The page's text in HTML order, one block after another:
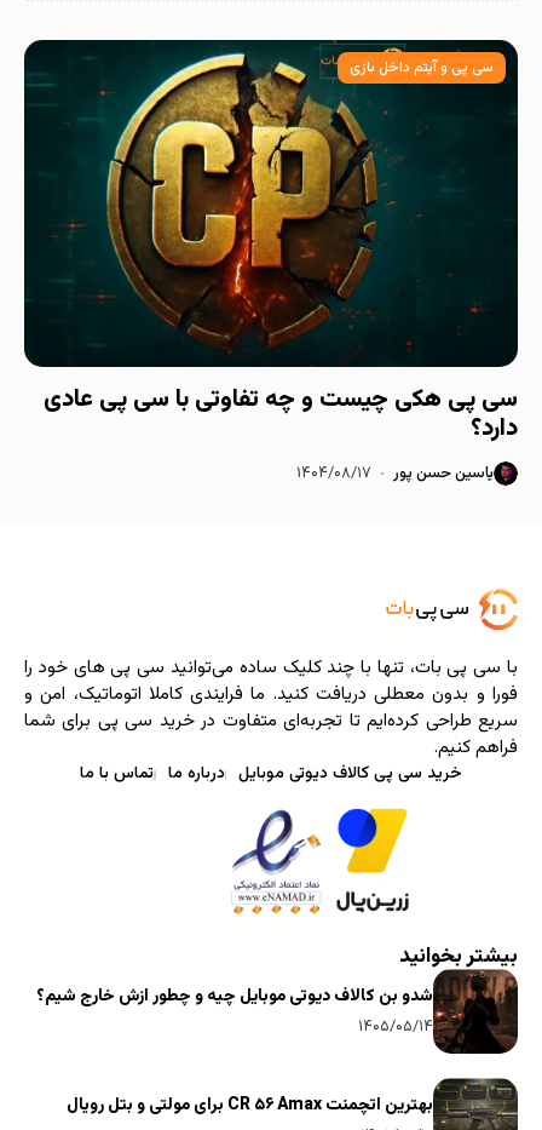
سی پی و آیتم داخل بازی
سی پی هکی چیست و چه تفاوتی با سی پی عادی
دارد؟
یاسین حسن پور ۱۴۰۴/۰۸/۱۷
با سی ‌پی‌ بات، تنها با چند کلیک ساده می‌توانید سی پی های خود را
فورا و بدون معطلی دریافت کنید. ما فرایندی کاملا اتوماتیک، امن و
سریع طراحی کرده‌ایم تا تجربه‌ای متفاوت در خرید سی پی برای شما
فراهم کنیم.
خرید سی پی کالاف دیوتی موبایل درباره ما تماس با ما
بیشتر بخوانید
شدو بن کالاف دیوتی موبایل چیه و چطور ازش خارج شیم؟
۱۴۰۵/۰۵/۱۴
بهترین اتچمنت CR ۵۶ Amax برای مولتی و بتل رویال